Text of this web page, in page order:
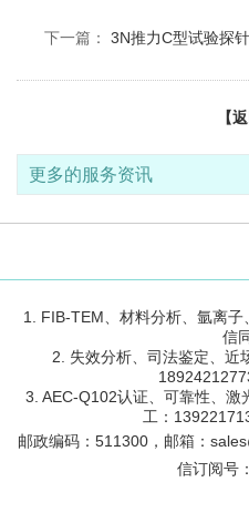
下一篇： 3N推力C型试验探针
【
更多的服务资讯
1. FIB-TEM、材料分析、氩离
信
2. 失效分析、司法鉴定、近
3. AEC-Q102认证、可靠性、
工：
邮政编码： 511300，邮箱：
信订阅号